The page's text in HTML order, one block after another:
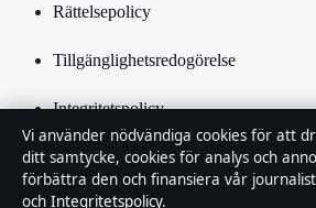
Rättelsepolicy
Tillgänglighetsredogörelse
Integritetspolicy
Kändisar & integritet
Vi använder nödvändiga cookies för att
ditt samtycke, cookies för analys och
förbättra den och finansiera vår
och Integritetspolicy.